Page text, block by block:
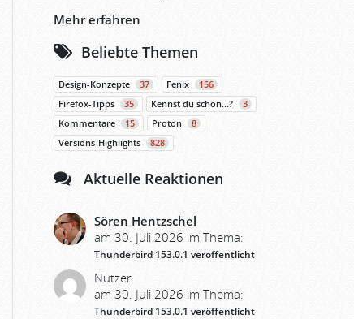
Mehr erfahren
Beliebte Themen
Design-Konzepte 37 Fenix
156
Firefox-Tipps
35 Kennst du schon…?
3
Kommentare
15 Proton
8
Versions-Highlights
828
Aktuelle Reaktionen
Sören Hentzschel
am 30. Juli 2026 im Thema:
Thunderbird 153.0.1 veröffentlicht
Nutzer
am 30. Juli 2026 im Thema:
Thunderbird 153.0.1 veröffentlicht